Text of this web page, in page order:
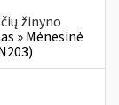
žinyno
» Mėnesinė